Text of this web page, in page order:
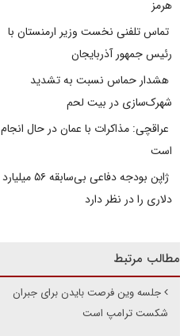
هرمز
تماس تلفنی نخست وزیر ارمنستان با
رئیس جمهور آذربایجان
هشدار حماس نسبت به تشدید
شهرک‌سازی در بیت‌ لحم
عراقچی: مذاکرات با عمان در حال انجام
است
ژاپن بودجه دفاعی بی‌سابقه ۵۶ میلیارد
دلاری را در نظر دارد
مطالب مرتبط
جلسه وین فرصت بایدن برای جبران
شکست ترامپ است